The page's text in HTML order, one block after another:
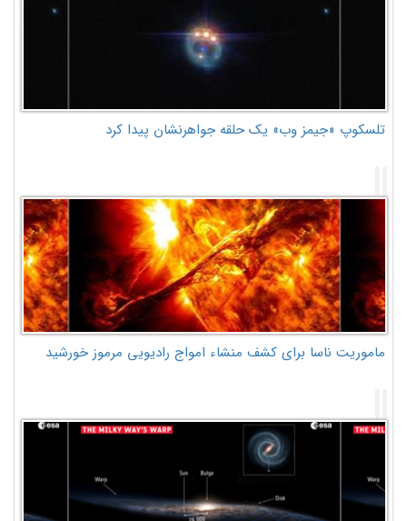
تلسکوپ «جیمز وب» یک حلقه جواهرنشان پیدا کرد
ماموریت ناسا برای کشف منشاء امواج رادیویی مرموز خورشید